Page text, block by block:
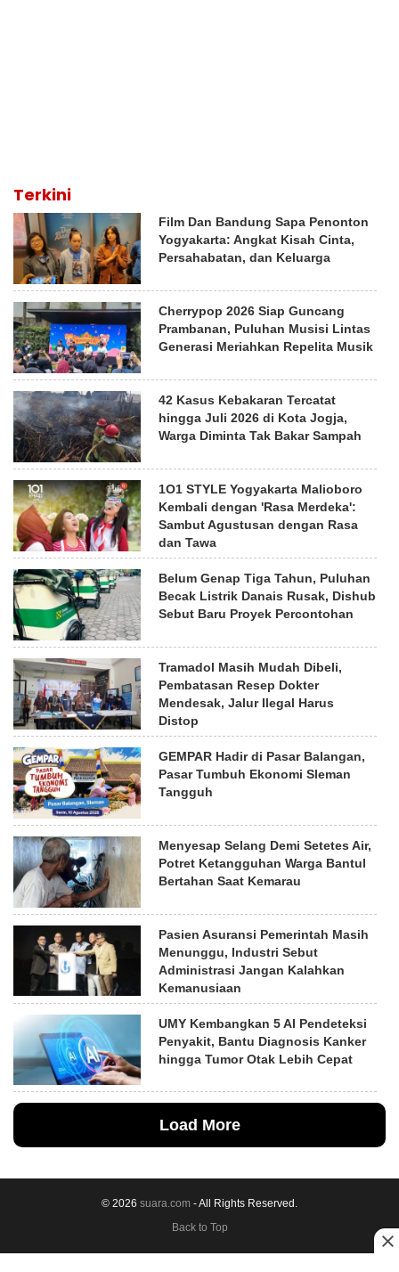
Terkini
Film Dan Bandung Sapa Penonton
Yogyakarta: Angkat Kisah Cinta,
Persahabatan, dan Keluarga
Cherrypop 2026 Siap Guncang
Prambanan, Puluhan Musisi Lintas
Generasi Meriahkan Repelita Musik
42 Kasus Kebakaran Tercatat
hingga Juli 2026 di Kota Jogja,
Warga Diminta Tak Bakar Sampah
1O1 STYLE Yogyakarta Malioboro
Kembali dengan 'Rasa Merdeka':
Sambut Agustusan dengan Rasa
dan Tawa
Belum Genap Tiga Tahun, Puluhan
Becak Listrik Danais Rusak, Dishub
Sebut Baru Proyek Percontohan
Tramadol Masih Mudah Dibeli,
Pembatasan Resep Dokter
Mendesak, Jalur Ilegal Harus
Distop
GEMPAR Hadir di Pasar Balangan,
Pasar Tumbuh Ekonomi Sleman
Tangguh
Menyesap Selang Demi Setetes Air,
Potret Ketangguhan Warga Bantul
Bertahan Saat Kemarau
Pasien Asuransi Pemerintah Masih
Menunggu, Industri Sebut
Administrasi Jangan Kalahkan
Kemanusiaan
UMY Kembangkan 5 AI Pendeteksi
Penyakit, Bantu Diagnosis Kanker
hingga Tumor Otak Lebih Cepat
Load More
© 2026 suara.com - All Rights Reserved.
Back to Top